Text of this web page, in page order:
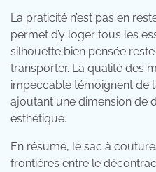
La praticité n’est pas en
permet d’y loger tous les
silhouette bien pensée
transporter. La qualité des
impeccable témoignent de
ajoutant une dimension de
esthétique.
En résumé, le sac à
frontières entre le